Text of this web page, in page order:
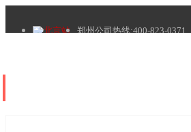
北京站 郑州公司热线:400-823-0371